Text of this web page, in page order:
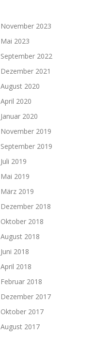
November 2023
Mai 2023
September 2022
Dezember 2021
August 2020
April 2020
Januar 2020
November 2019
September 2019
Juli 2019
Mai 2019
März 2019
Dezember 2018
Oktober 2018
August 2018
Juni 2018
April 2018
Februar 2018
Dezember 2017
Oktober 2017
August 2017